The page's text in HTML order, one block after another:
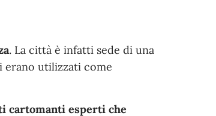
. La città è infatti sede di una
erano utilizzati come
cartomanti esperti che